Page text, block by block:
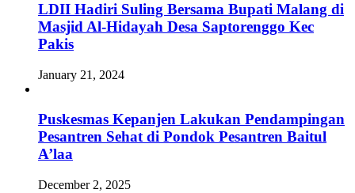
LDII Hadiri Suling Bersama Bupati Malang di
Masjid Al-Hidayah Desa Saptorenggo Kec
Pakis
January 21, 2024
Puskesmas Kepanjen Lakukan Pendampingan
Pesantren Sehat di Pondok Pesantren Baitul
A’laa
December 2, 2025